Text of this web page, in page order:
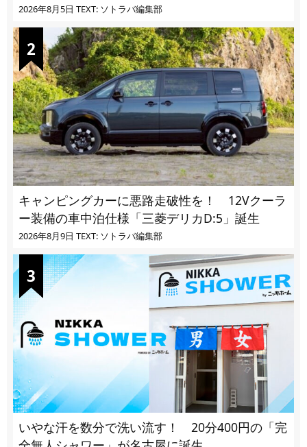
2026年8月5日 TEXT: ソトラバ編集部
キャンピングカーに悪路走破性を！ 12Vクーラ
ー装備の車中泊仕様「三菱デリカD:5」誕生
2026年8月9日 TEXT: ソトラバ編集部
いやな汗を数分で洗い流す！ 20分400円の「完